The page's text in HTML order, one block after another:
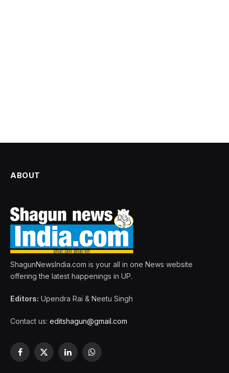
ABOUT
ShagunNewsIndia.com is your all in one News website
offering the latest happenings in UP.
Editors: Upendra Rai & Neetu Singh
Contact us: editshagun@gmail.com
Facebook
X
LinkedInWhatsApp